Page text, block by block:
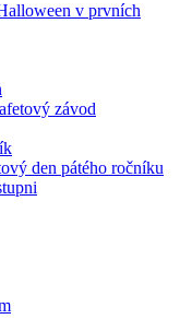
v prvních
závod
den pátého ročníku